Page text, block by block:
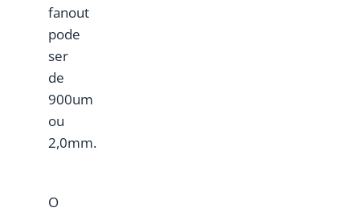
fanout
pode
ser
de
900um
ou
2,0mm.
O